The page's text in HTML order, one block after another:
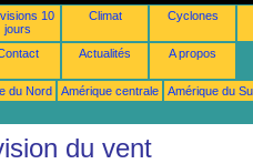
10
jours
Climat Cyclones
Actualités A propos
du Nord Amérique centrale
Amérique du
du vent